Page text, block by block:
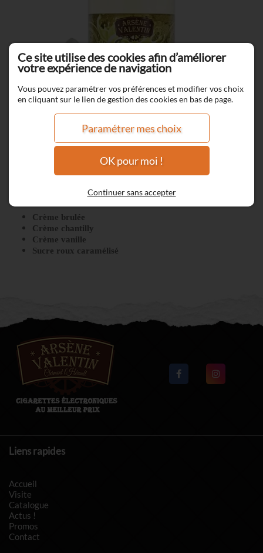
Crème brulée
Crème chantilly
Crème vanille
Sucre roux caramélisé
Liens rapides
Accueil
Visite
Catalogue
Actus !
Promos
Contact
Ce site utilise des cookies afin d’améliorer
votre expérience de navigation
Vous pouvez paramétrer vos préférences et modifier vos choix
en cliquant sur le lien de gestion des cookies en bas de page.
Paramétrer mes choix
OK pour moi !
Continuer sans accepter